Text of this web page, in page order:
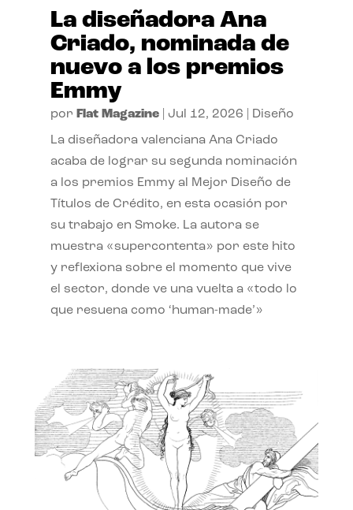
La diseñadora Ana
Criado, nominada de
nuevo a los premios
Emmy
por Flat Magazine| Jul 12, 2026 Diseño
La diseñadora valenciana Ana Criado
acaba de lograr su segunda nominación
a los premios Emmy al Mejor Diseño de
Títulos de Crédito, en esta ocasión por
su trabajo en Smoke. La autora se
muestra «supercontenta» por este hito
y reflexiona sobre el momento que vive
el sector, donde ve una vuelta a «todo lo
que resuena como ‘human-made’»